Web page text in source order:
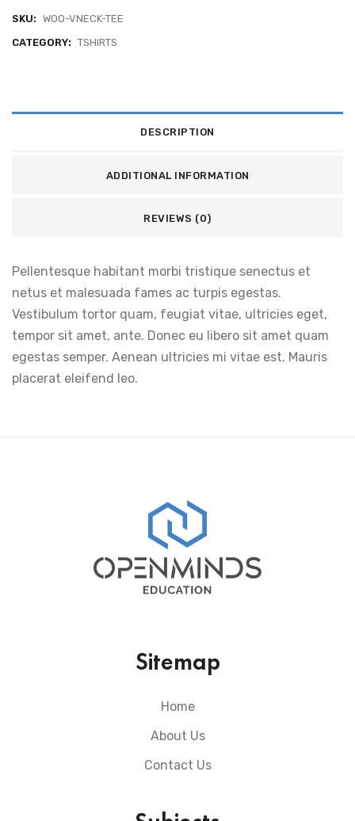
SKU: WOO-VNECK-TEE
CATEGORY: TSHIRTS
DESCRIPTION
ADDITIONAL INFORMATION
REVIEWS (0)
Pellentesque habitant morbi tristique senectus et
netus et malesuada fames ac turpis egestas.
Vestibulum tortor quam, feugiat vitae, ultricies eget,
tempor sit amet, ante. Donec eu libero sit amet quam
egestas semper. Aenean ultricies mi vitae est. Mauris
placerat eleifend leo.
Sitemap
Home
About Us
Contact Us